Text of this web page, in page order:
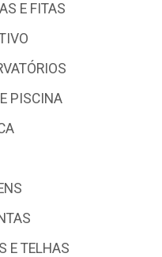
E FITAS
PISCINA
E TELHAS